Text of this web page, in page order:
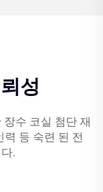
성
수 코실 첨단 재
력 등 숙련 된 전
.